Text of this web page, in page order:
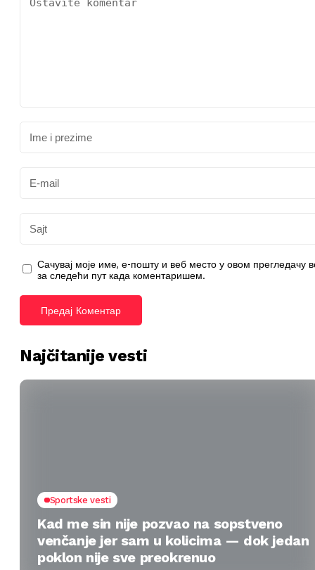
Сачувај моје име, е-пошту и веб место у овом прегледачу
за следећи пут када коментаришем.
Najčitanije vesti
Sportske vesti
Kad me sin nije pozvao na sopstveno
venčanje jer sam u kolicima — dok jedan
poklon nije sve preokrenuo